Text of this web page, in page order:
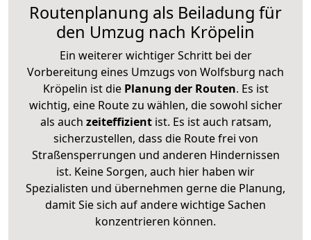
Routenplanung als Beiladung für
den Umzug nach Kröpelin
Ein weiterer wichtiger Schritt bei der
Vorbereitung eines Umzugs von Wolfsburg nach
Kröpelin ist diePlanung der Routen. Es ist
wichtig, eine Route zu wählen, die sowohl sicher
als auch zeiteffizientist. Es ist auch ratsam,
sicherzustellen, dass die Route frei von
Straßensperrungen und anderen Hindernissen
ist. Keine Sorgen, auch hier haben wir
Spezialisten und übernehmen gerne die Planung,
damit Sie sich auf andere wichtige Sachen
konzentrieren können.